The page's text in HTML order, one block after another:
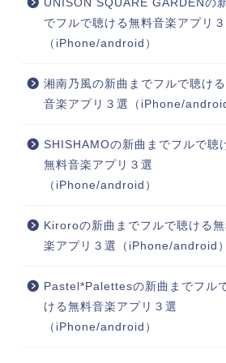
UNISON SQUARE GARDENの
でフルで聴ける無料音楽アプリ
（iPhone/android）
湘南乃風の新曲までフルで聴け
音楽アプリ３選（iPhone/android
SHISHAMOの新曲までフルで聴
無料音楽アプリ３選
（iPhone/android）
Kiroroの新曲までフルで聴ける
楽アプリ３選（iPhone/android）
Pastel*Palettesの新曲までフル
ける無料音楽アプリ３選
（iPhone/android）